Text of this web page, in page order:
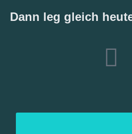
Dann leg gleich